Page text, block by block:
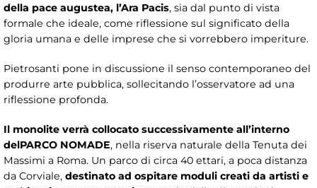
della pace augustea, l’Ara Pacis, sia dal punto di vista
formale che ideale, come riflessione sul significato della
gloria umana e delle imprese che si vorrebbero imperiture.
Pietrosanti pone in discussione il senso contemporaneo del
produrre arte pubblica, sollecitando l’osservatore ad una
riflessione profonda.
Il monolite verrà collocato successivamente all’interno
delPARCO NOMADE, nella riserva naturale della Tenuta dei
Massimi a Roma. Un parco di circa 40 ettari, a poca distanza
da Corviale, destinato ad ospitare moduli creati da artisti e